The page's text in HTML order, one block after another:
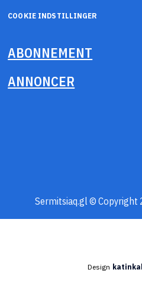
COOKIE INDSTILLINGER
ABONNEMENT
ANNONCER
Sermitsiaq.gl © Copyright
Design